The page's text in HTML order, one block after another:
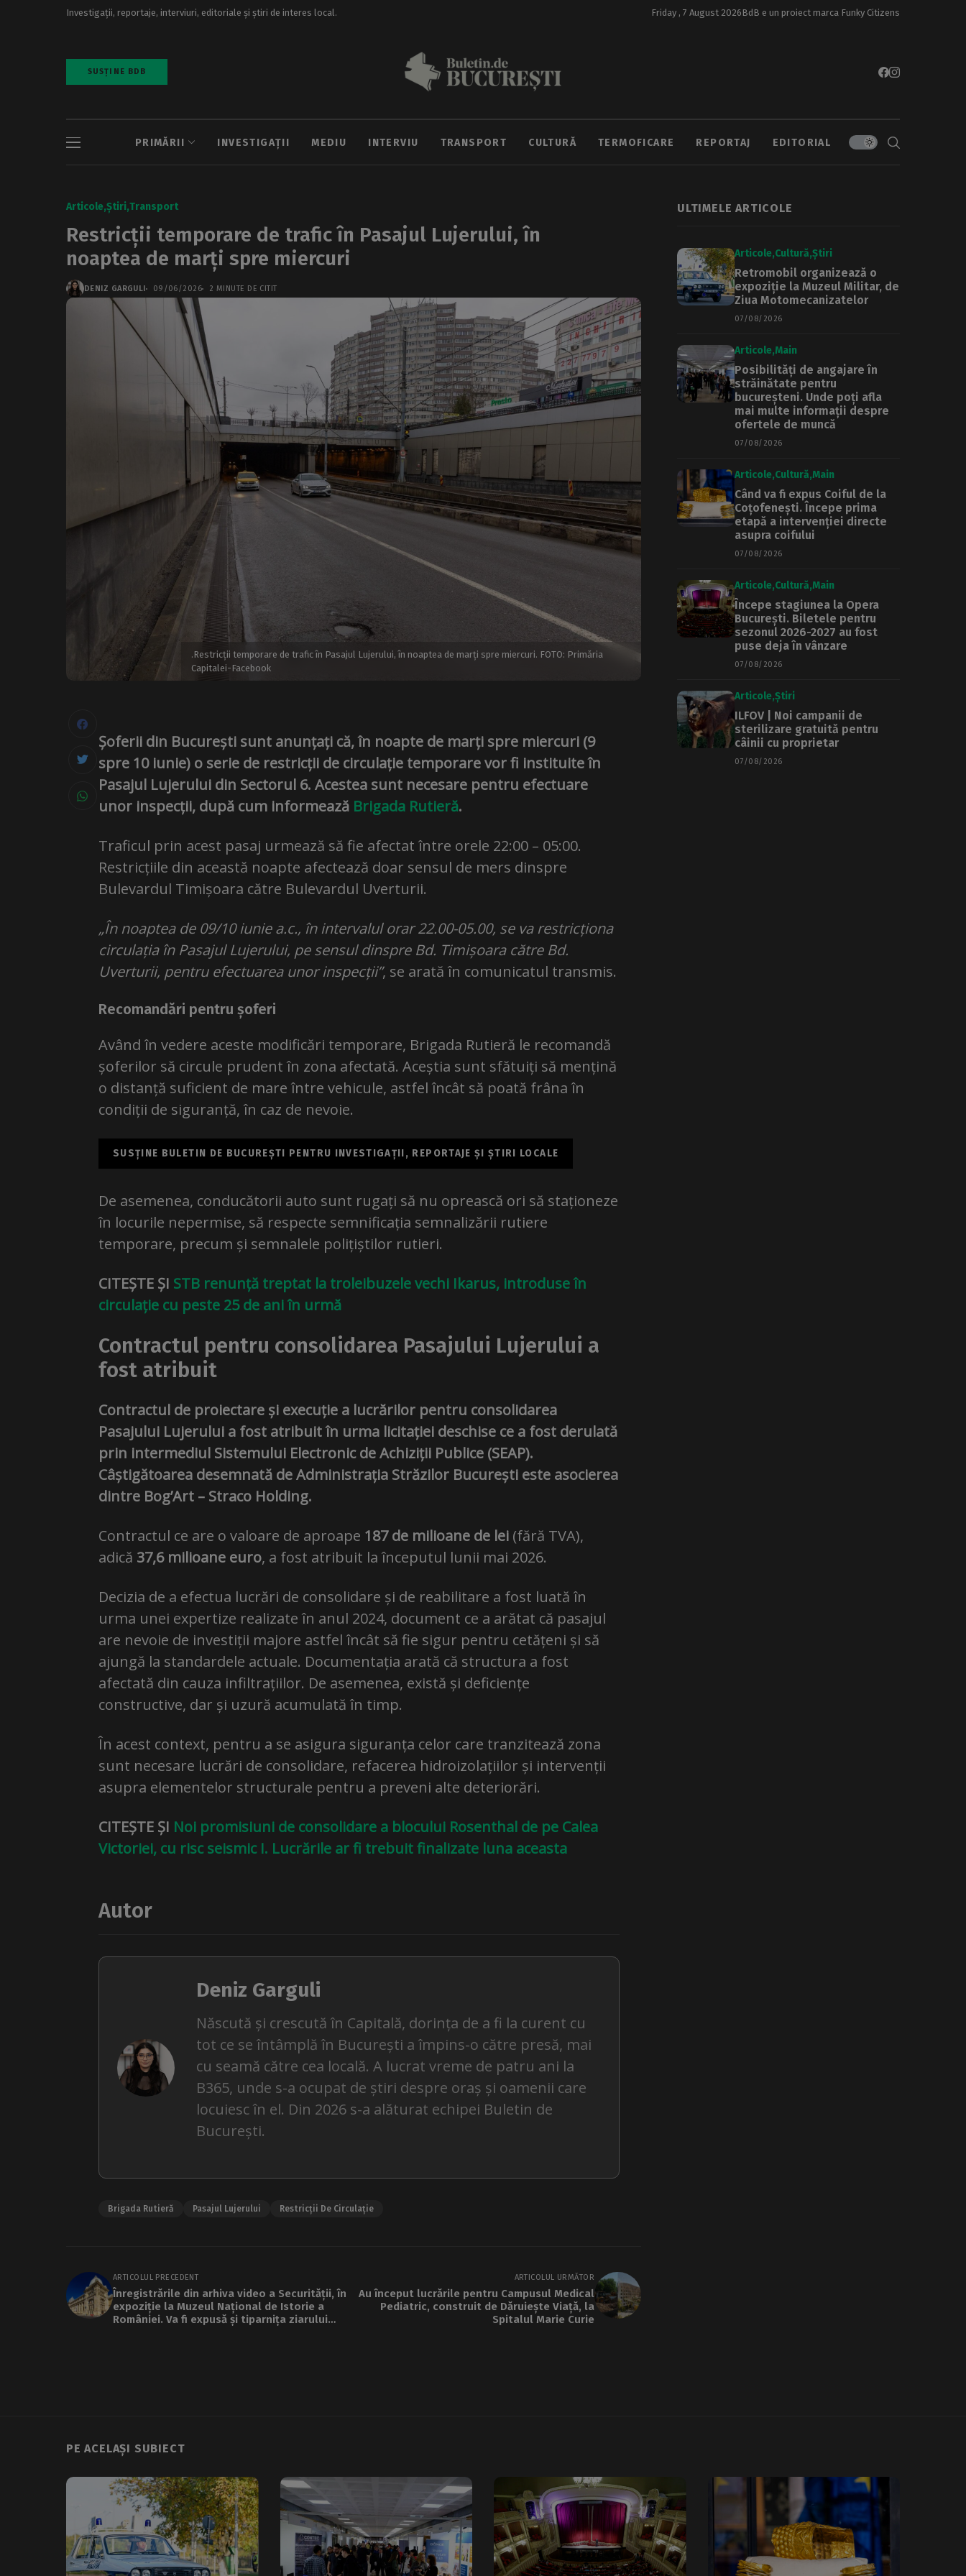
Investigații, reportaje, interviuri, editoriale și știri de interes local. Friday , 7 August 2026BdB e un proiect marca Funky Citizens
SUSȚINE BDB
PRIMĂRII INVESTIGAȚII MEDIU INTERVIU TRANSPORT CULTURĂ TERMOFICARE REPORTAJ EDITORIAL
Articole Știri Transport
Restricții temporare de trafic în Pasajul Lujerului, în
noaptea de marți spre miercuri
DENIZ GARGULI 09/06/2026 2 MINUTE DE CITIT
.Restricții temporare de trafic în Pasajul Lujerului, în noaptea de marți spre miercuri. FOTO: Primăria
Capitalei-Facebook
Șoferii din București sunt anunțați că, în noapte de marți spre miercuri (9
spre 10 iunie) o serie de restricții de circulație temporare vor fi instituite în
Pasajul Lujerului din Sectorul 6. Acestea sunt necesare pentru efectuare
unor inspecții, după cum informează Brigada Rutieră.
Traficul prin acest pasaj urmează să fie afectat între orele 22:00 – 05:00.
Restricțiile din această noapte afectează doar sensul de mers dinspre
Bulevardul Timișoara către Bulevardul Uverturii.
„În noaptea de 09/10 iunie a.c., în intervalul orar 22.00-05.00, se va restricționa
circulația în Pasajul Lujerului, pe sensul dinspre Bd. Timișoara către Bd.
Uverturii, pentru efectuarea unor inspecții”, se arată în comunicatul transmis.
Recomandări pentru șoferi
Având în vedere aceste modificări temporare, Brigada Rutieră le recomandă
șoferilor să circule prudent în zona afectată. Aceștia sunt sfătuiți să mențină
o distanță suficient de mare între vehicule, astfel încât să poată frâna în
condiții de siguranță, în caz de nevoie.
SUSȚINE BULETIN DE BUCUREȘTI PENTRU INVESTIGAȚII, REPORTAJE ȘI ȘTIRI LOCALE
De asemenea, conducătorii auto sunt rugați să nu oprească ori să staționeze
în locurile nepermise, să respecte semnificația semnalizării rutiere
temporare, precum și semnalele polițiștilor rutieri.
CITEȘTE ȘI STB renunță treptat la troleibuzele vechi Ikarus, introduse în
circulație cu peste 25 de ani în urmă
Contractul pentru consolidarea Pasajului Lujerului a
fost atribuit
Contractul de proiectare și execuție a lucrărilor pentru consolidarea
Pasajului Lujerului a fost atribuit în urma licitației deschise ce a fost derulată
prin intermediul Sistemului Electronic de Achiziții Publice (SEAP).
Câștigătoarea desemnată de Administrația Străzilor București este asocierea
dintre Bog’Art – Straco Holding.
Contractul ce are o valoare de aproape 187 de milioane de lei (fără TVA),
adică 37,6 milioane euro, a fost atribuit la începutul lunii mai 2026.
Decizia de a efectua lucrări de consolidare și de reabilitare a fost luată în
urma unei expertize realizate în anul 2024, document ce a arătat că pasajul
are nevoie de investiții majore astfel încât să fie sigur pentru cetățeni și să
ajungă la standardele actuale. Documentația arată că structura a fost
afectată din cauza infiltrațiilor. De asemenea, există și deficiențe
constructive, dar și uzură acumulată în timp.
În acest context, pentru a se asigura siguranța celor care tranzitează zona
sunt necesare lucrări de consolidare, refacerea hidroizolațiilor și intervenții
asupra elementelor structurale pentru a preveni alte deteriorări.
CITEȘTE ȘI Noi promisiuni de consolidare a blocului Rosenthal de pe Calea
Victoriei, cu risc seismic I. Lucrările ar fi trebuit finalizate luna aceasta
Autor
Deniz Garguli
Născută și crescută în Capitală, dorința de a fi la curent cu
tot ce se întâmplă în București a împins-o către presă, mai
cu seamă către cea locală. A lucrat vreme de patru ani la
B365, unde s-a ocupat de știri despre oraș și oamenii care
locuiesc în el. Din 2026 s-a alăturat echipei Buletin de
București.
Brigada Rutieră Pasajul Lujerului Restricții De Circulație
ARTICOLUL PRECEDENT
Înregistrările din arhiva video a Securității, în
expoziție la Muzeul Național de Istorie a
României. Va fi expusă și tiparnița ziarului
ARTICOLUL URMĂTOR
Au început lucrările pentru Campusul Medical
Pediatric, construit de Dăruiește Viață, la
Spitalul Marie Curie
ULTIMELE ARTICOLE
Articole Cultură Știri
Retromobil organizează o
expoziție la Muzeul Militar, de
Ziua Motomecanizatelor
07/08/2026
Articole Main
Posibilități de angajare în
străinătate pentru
bucureșteni. Unde poți afla
mai multe informații despre
ofertele de muncă
07/08/2026
Articole Cultură Main
Când va fi expus Coiful de la
Coțofenești. Începe prima
etapă a intervenției directe
asupra coifului
07/08/2026
Articole Cultură Main
Începe stagiunea la Opera
București. Biletele pentru
sezonul 2026-2027 au fost
puse deja în vânzare
07/08/2026
Articole Știri
ILFOV | Noi campanii de
sterilizare gratuită pentru
câinii cu proprietar
07/08/2026
PE ACELAȘI SUBIECT